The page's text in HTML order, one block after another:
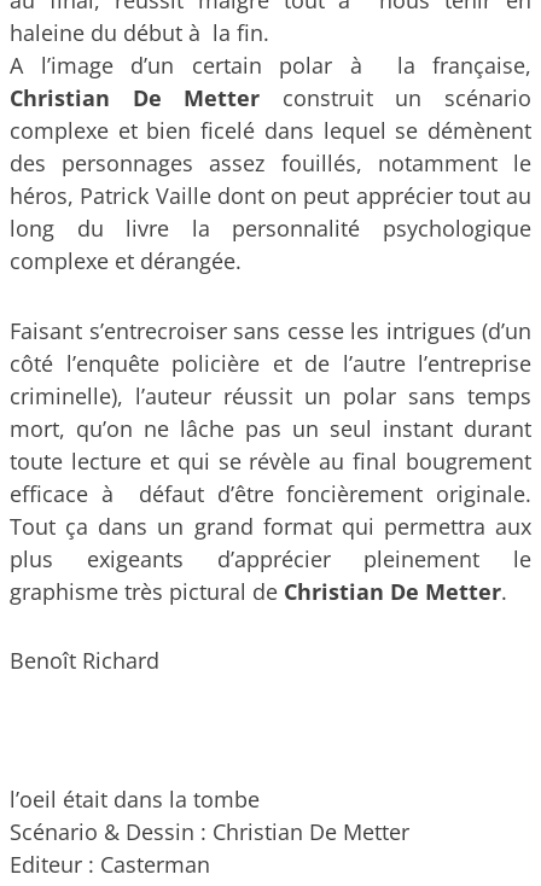
haleine du début à la fin.
A l’image d’un certain polar à la française,
Christian De Metter construit un scénario
complexe et bien ficelé dans lequel se démènent
des personnages assez fouillés, notamment le
héros, Patrick Vaille dont on peut apprécier tout au
long du livre la personnalité psychologique
complexe et dérangée.
Faisant s’entrecroiser sans cesse les intrigues (d’un
côté l’enquête policière et de l’autre l’entreprise
criminelle), l’auteur réussit un polar sans temps
mort, qu’on ne lâche pas un seul instant durant
toute lecture et qui se révèle au final bougrement
efficace à défaut d’être foncièrement originale.
Tout ça dans un grand format qui permettra aux
plus exigeants d’apprécier pleinement le
graphisme très pictural de Christian De Metter.
Benoît Richard
l’oeil était dans la tombe
Scénario & Dessin : Christian De Metter
Editeur : Casterman